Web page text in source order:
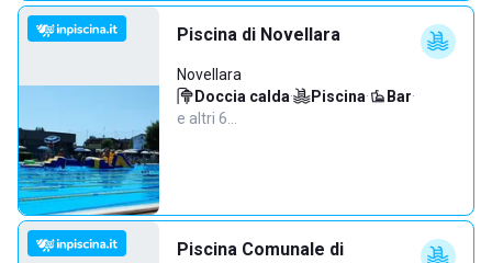
Piscina di Novellara
Novellara
Doccia calda· Piscina· Bar·
e altri 6…
Piscina Comunale di